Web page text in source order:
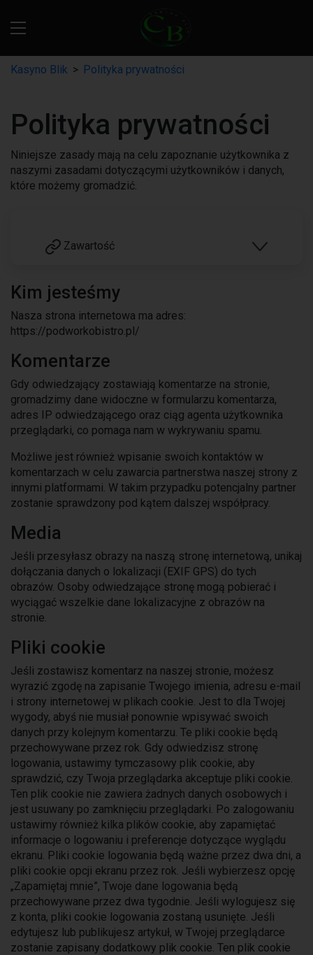
Kasyno Blik > Polityka prywatności
Polityka prywatności
Niniejsze zasady mają na celu zapoznanie użytkownika z
naszymi zasadami dotyczącymi użytkowników i danych,
które możemy gromadzić.
Zawartość
Kim jesteśmy
Nasza strona internetowa ma adres:
https://podworkobistro.pl/
Komentarze
Gdy odwiedzający zostawiają komentarze na stronie,
gromadzimy dane widoczne w formularzu komentarza,
adres IP odwiedzającego oraz ciąg agenta użytkownika
przeglądarki, co pomaga nam w wykrywaniu spamu.
Możliwe jest również wpisanie swoich kontaktów w
komentarzach w celu zawarcia partnerstwa naszej strony z
innymi platformami. W takim przypadku potencjalny partner
zostanie sprawdzony pod kątem dalszej współpracy.
Media
Jeśli przesyłasz obrazy na naszą stronę internetową, unikaj
dołączania danych o lokalizacji (EXIF GPS) do tych
obrazów. Osoby odwiedzające stronę mogą pobierać i
wyciągać wszelkie dane lokalizacyjne z obrazów na
stronie.
Pliki cookie
Jeśli zostawisz komentarz na naszej stronie, możesz
wyrazić zgodę na zapisanie Twojego imienia, adresu e-mail
i strony internetowej w plikach cookie. Jest to dla Twojej
wygody, abyś nie musiał ponownie wpisywać swoich
danych przy kolejnym komentarzu. Te pliki cookie będą
przechowywane przez rok. Gdy odwiedzisz stronę
logowania, ustawimy tymczasowy plik cookie, aby
sprawdzić, czy Twoja przeglądarka akceptuje pliki cookie.
Ten plik cookie nie zawiera żadnych danych osobowych i
jest usuwany po zamknięciu przeglądarki. Po zalogowaniu
ustawimy również kilka plików cookie, aby zapamiętać
informacje o logowaniu i preferencje dotyczące wyglądu
ekranu. Pliki cookie logowania będą ważne przez dwa dni, a
pliki cookie opcji ekranu przez rok. Jeśli wybierzesz opcję
„Zapamiętaj mnie”, Twoje dane logowania będą
przechowywane przez dwa tygodnie. Jeśli wylogujesz się
z konta, pliki cookie logowania zostaną usunięte. Jeśli
edytujesz lub publikujesz artykuł, w Twojej przeglądarce
zostanie zapisany dodatkowy plik cookie. Ten plik cookie